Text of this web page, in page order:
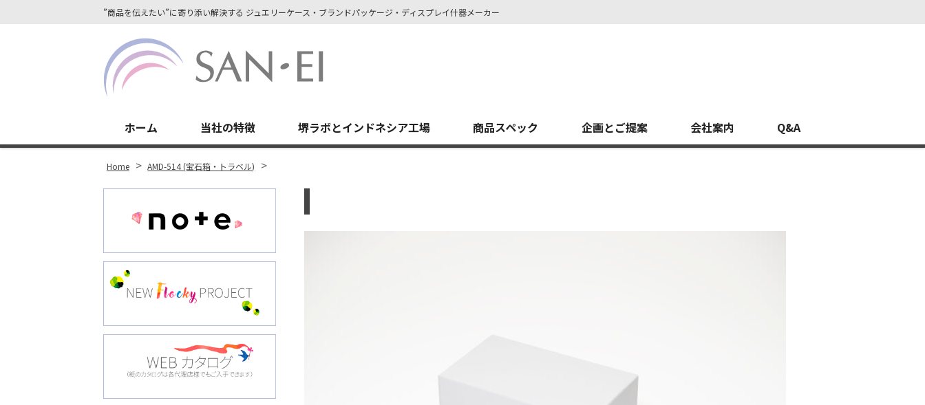
”商品を伝えたい”に寄り添い解決する ジュエリーケース・ブランドパッケージ・ディスプレイ什器メーカー
ホーム 当社の特徴 堺ラボとインドネシア工場 商品スペック 企画とご提案 会社案内 Q&A
Home > AMD-514 (宝石箱・トラベル) >